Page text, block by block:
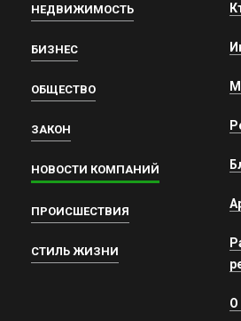
НЕДВИЖИМОСТЬ
БИЗНЕС
ОБЩЕСТВО
ЗАКОН
НОВОСТИ КОМПАНИЙ
ПРОИСШЕСТВИЯ
СТИЛЬ ЖИЗНИ
О